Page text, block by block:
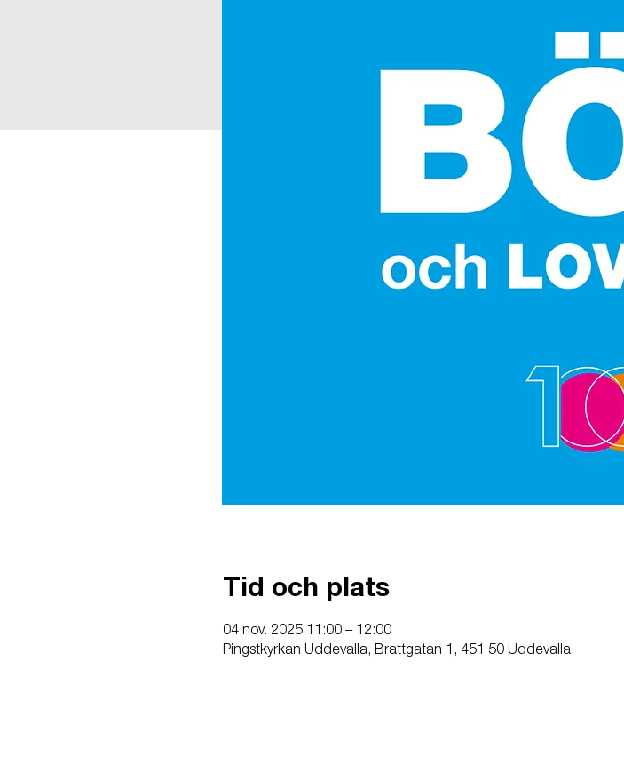
Tid och plats
04 nov. 2025 11:00 – 12:00
Pingstkyrkan Uddevalla, Brattgatan 1, 451 50 Uddevalla